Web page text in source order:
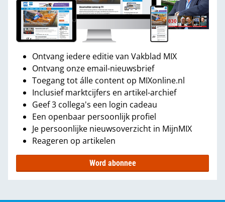
Ontvang iedere editie van Vakblad MIX
Ontvang onze email-nieuwsbrief
Toegang tot álle content op MIXonline.nl
Inclusief marktcijfers en artikel-archief
Geef 3 collega's een login cadeau
Een openbaar persoonlijk profiel
Je persoonlijke nieuwsoverzicht in MijnMIX
Reageren op artikelen
Word abonnee